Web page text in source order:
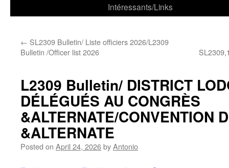
Intéressants/Links
← SL2309 Bulletin/ Liste officiers 2026/L2309
Bulletin /Officer list 2026
L2309 Bulletin/ DISTRICT
DÉLÉGUÉS AU CONGRÈS
&ALTERNATE/CONVENTION
&ALTERNATE
Posted on April 24, 2026byAntonio